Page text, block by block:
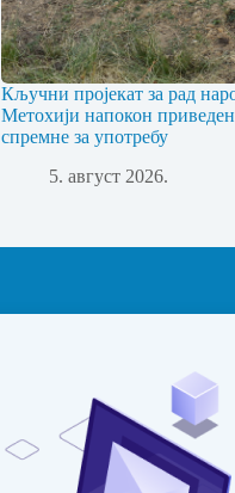
Кључни пројекат за рад
Метохији напокон
спремне за употребу
5. август 2026.